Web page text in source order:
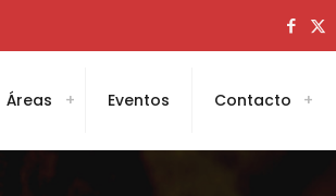
Áreas Eventos Contacto